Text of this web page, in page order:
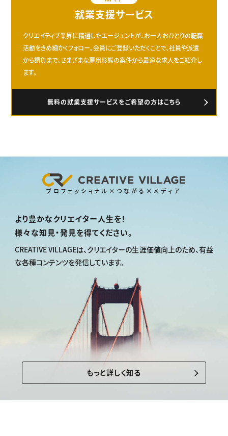
就業支援サービス
クリエイティブ業界に精通したエージェントが、お一人おひとりの転職
活動をきめ細かくフォロー。会員にご登録いただくことで、社員や派遣
から請負まで、さまざまな雇用形態の案件から最適な求人をご紹介し
ます。
無料の就業支援サービスをご希望の方はこちら
プロフェッショナル×つながる×メディア
より豊かなクリエイター人生を！
様々な知見・発見を得てください。
CREATIVE VILLAGEは、 クリエイターの生涯価値向上のため、有益
な各種コンテンツを発信しています。
もっと詳しく知る